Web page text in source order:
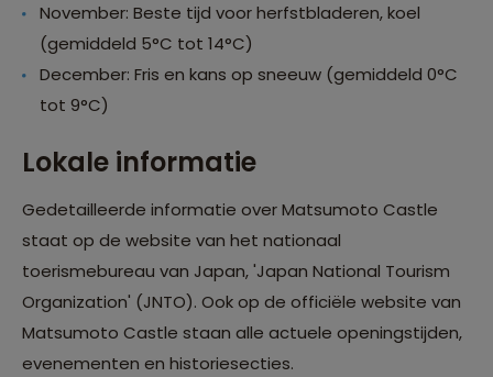
November: Beste tijd voor herfstbladeren, koel
(gemiddeld 5°C tot 14°C)
December: Fris en kans op sneeuw (gemiddeld 0°C
tot 9°C)
Lokale informatie
Gedetailleerde informatie over Matsumoto Castle
staat op de website van het nationaal
toerismebureau van Japan, 'Japan National Tourism
Organization' (JNTO). Ook op de officiële website van
Matsumoto Castle staan alle actuele openingstijden,
evenementen en historiesecties.